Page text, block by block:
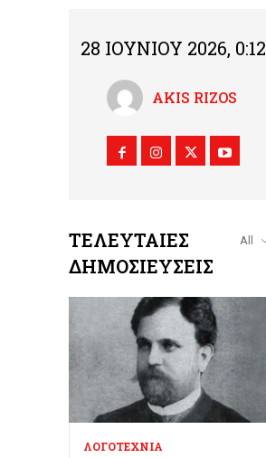
28 ΙΟΥΝΊΟΥ 2026, 0:12
AKIS RIZOS
ΤΕΛΕΥΤΑΊΕΣ
ΔΗΜΟΣΙΕΎΣΕΙΣ
All
ΛΟΓΟΤΕΧΝΙΑ